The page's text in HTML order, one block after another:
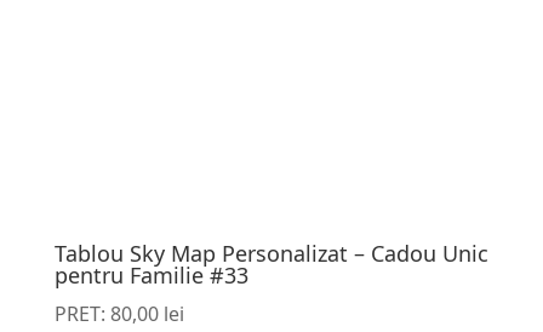
Tablou Sky Map Personalizat – Cadou Unic
pentru Familie #33
PRET: 80,00 lei